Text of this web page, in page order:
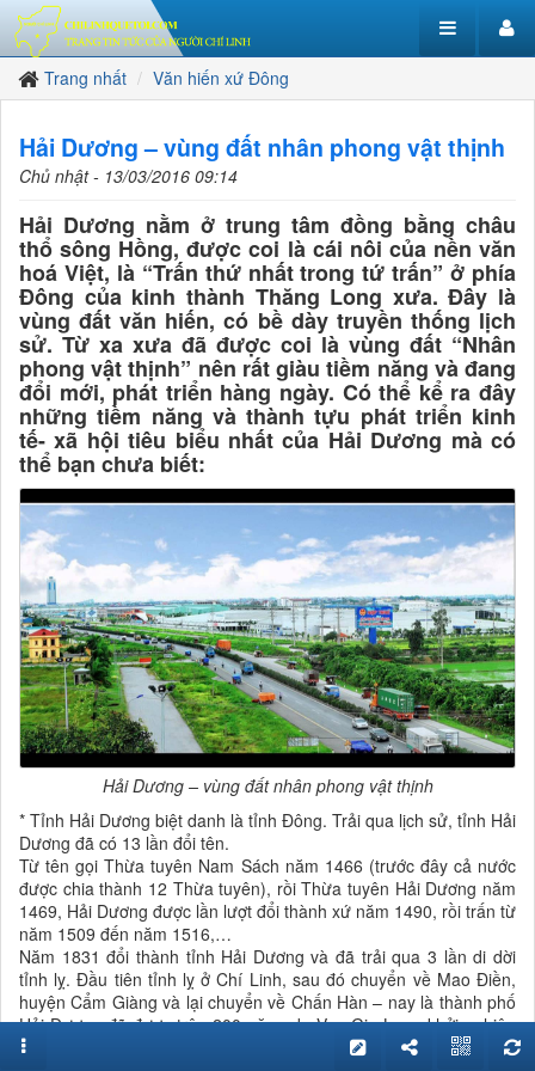
Trang nhất Văn hiến xứ Đông
Hải Dương – vùng đất nhân phong vật thịnh
Chủ nhật - 13/03/2016 09:14
Hải Dương nằm ở trung tâm đồng bằng châu
thổ sông Hồng, được coi là cái nôi của nền văn
hoá Việt, là “Trấn thứ nhất trong tứ trấn” ở phía
Đông của kinh thành Thăng Long xưa. Đây là
vùng đất văn hiến, có bề dày truyền thống lịch
sử. Từ xa xưa đã được coi là vùng đất “Nhân
phong vật thịnh” nên rất giàu tiềm năng và đang
đổi mới, phát triển hàng ngày. Có thể kể ra đây
những tiềm năng và thành tựu phát triển kinh
tế- xã hội tiêu biểu nhất của Hải Dương mà có
thể bạn chưa biết:
Hải Dương – vùng đất nhân phong vật thịnh
* Tỉnh Hải Dương biệt danh là tỉnh Đông. Trải qua lịch sử, tỉnh Hải
Dương đã có 13 lần đổi tên.
Từ tên gọi Thừa tuyên Nam Sách năm 1466 (trước đây cả nước
được chia thành 12 Thừa tuyên), rồi Thừa tuyên Hải Dương năm
1469, Hải Dương được lần lượt đổi thành xứ năm 1490, rồi trấn từ
năm 1509 đến năm 1516,…
Năm 1831 đổi thành tỉnh Hải Dương và đã trải qua 3 lần di dời
tỉnh lỵ. Đầu tiên tỉnh lỵ ở Chí Linh, sau đó chuyển về Mao Điền,
huyện Cẩm Giàng và lại chuyển về Chấn Hàn – nay là thành phố
Hải Dương đã được trên 200 năm, do Vua Gia Long khởi nghiệp
từ năm 1804.